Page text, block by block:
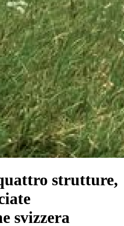
strutture,
svizzera